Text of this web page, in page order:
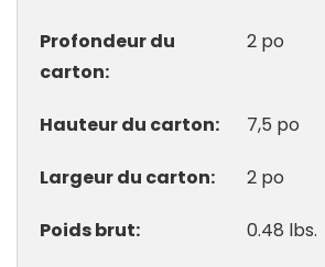
Profondeur du
carton
2 po
Hauteur du carton 7,5 po
Largeur du carton 2 po
Poids brut 0.48 lbs.